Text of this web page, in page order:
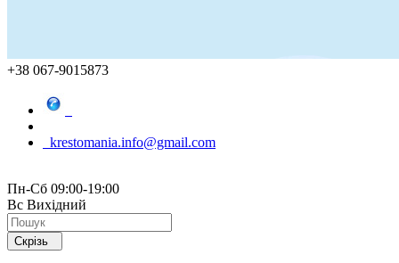
+38 067-9015873
krestomania.info@gmail.com
Пн-Сб 09:00-19:00
Вс Вихідний
Скрізь